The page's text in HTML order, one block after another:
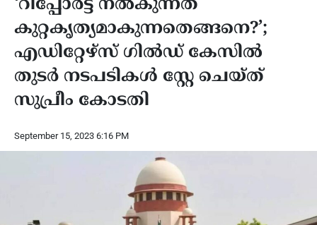
‘റിപ്പോർട്ട് നൽകുന്നത്
കുറ്റകൃത്യമാകുന്നതെങ്ങനെ?’;
എഡിറ്റേഴ്സ് ഗിൽഡ് കേസിൽ
തുടർ നടപടികൾ സ്റ്റേ ചെയ്ത്
സുപ്രീം കോടതി
September 15, 2023 6:16 PM